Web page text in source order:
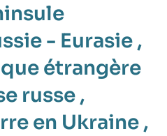
- Eurasie,
étrangère
russe,
en Ukraine ,